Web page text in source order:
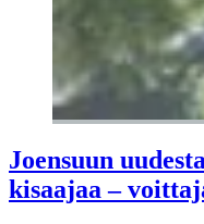
Joensuun
kisaajaa –